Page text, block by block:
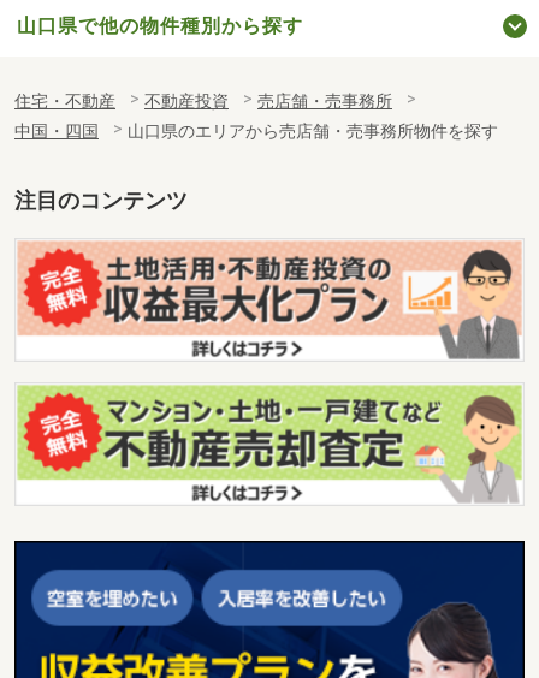
山口県で他の物件種別から探す
住宅・不動産 不動産投資
売店舗・売事務所
中国・四国
山口県のエリアから売店舗・売事務所物件を探す
注目のコンテンツ